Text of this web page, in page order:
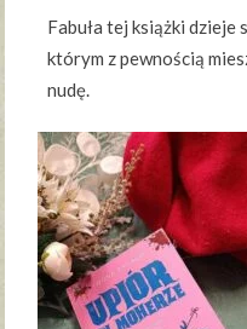
Fabuła tej książki dzieje
którym z pewnością
nudę.